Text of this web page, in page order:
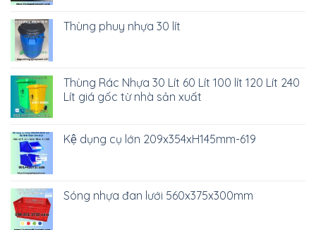
Thùng phuy nhựa 30 lít
Thùng Rác Nhựa 30 Lít 60 Lít 100 lít 120 Lít 240
Lít giá gốc từ nhà sản xuất
Kệ dụng cụ lớn 209x354xH145mm-619
Sóng nhựa đan lưới 560x375x300mm